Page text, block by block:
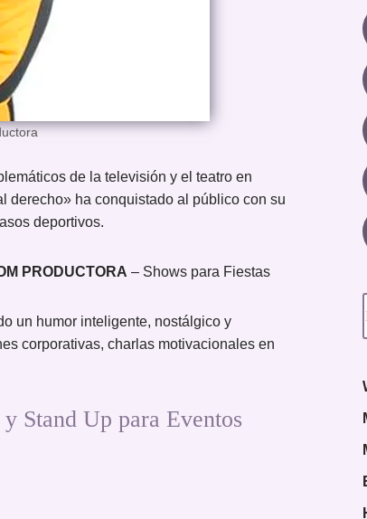
de la televisión y el teatro en
derecho» ha conquistado al público con su
deportivos.
PRODUCTORA – Shows para Fiestas
un humor inteligente, nostálgico y
corporativas, charlas motivacionales en
Stand Up para Eventos